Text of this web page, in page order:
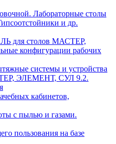
Лабораторные столы
и др.
для столов МАСТЕР,
конфигурации рабочих
системы и устройства
ЭЛЕМЕНТ, СУЛ 9.2.
кабинетов,
с пылью и газами.
пользования на базе